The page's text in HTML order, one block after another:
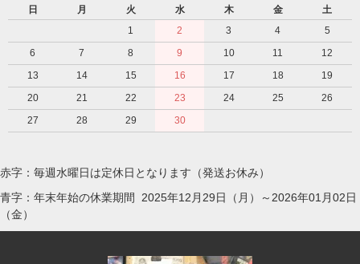
日
月 火 水 木 金
土
1
2 3 4
5
6
7 8 9 10 11
12
13
14 15 16 17 18
19
20
21 22 23 24 25
26
27
28 29 30
赤字：毎週水曜日は定休日となります（発送お休み）
青字：年末年始の休業期間 2025年12月29日（月）～2026年01月02日
（金）